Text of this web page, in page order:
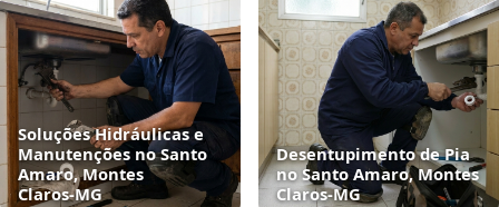
Soluções Hidráulicas e
Manutenções no Santo
Amaro, Montes
Claros‑MG
Desentupimento de Pia
no Santo Amaro, Montes
Claros‑MG